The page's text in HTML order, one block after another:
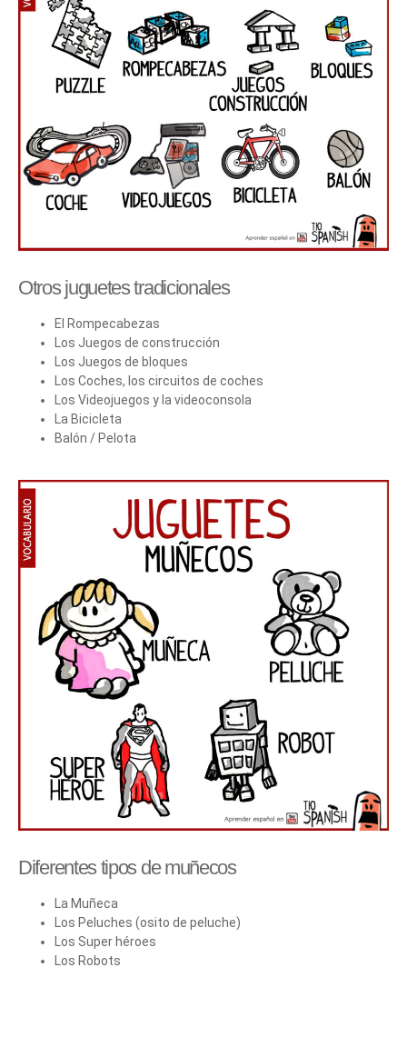
Otros juguetes tradicionales
El Rompecabezas
Los Juegos de construcción
Los Juegos de bloques
Los Coches, los circuitos de coches
Los Videojuegos y la videoconsola
La Bicicleta
Balón / Pelota
Diferentes tipos de muñecos
La Muñeca
Los Peluches (osito de peluche)
Los Super héroes
Los Robots